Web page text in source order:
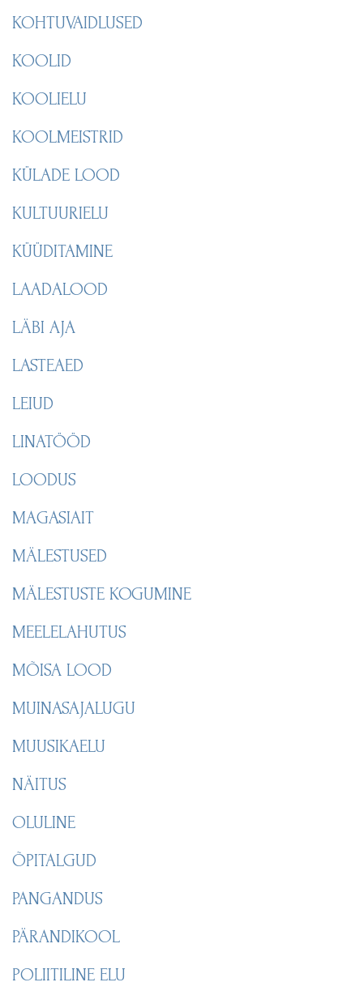
KOHTUVAIDLUSED
KOOLID
KOOLIELU
KOOLMEISTRID
KÜLADE LOOD
KULTUURIELU
KÜÜDITAMINE
LAADALOOD
LÄBI AJA
LASTEAED
LEIUD
LINATÖÖD
LOODUS
MAGASIAIT
MÄLESTUSED
MÄLESTUSTE KOGUMINE
MEELELAHUTUS
MÕISA LOOD
MUINASAJALUGU
MUUSIKAELU
NÄITUS
OLULINE
ÕPITALGUD
PANGANDUS
PÄRANDIKOOL
POLIITILINE ELU